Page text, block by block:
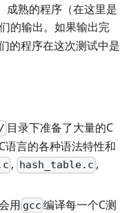
成熟的程序（在这里是
的输出。如果输出完
的程序在这次测试中是
目录下准备了大量的C
语言的各种语法特性和
, hash_table.c ,
用 gcc 编译每一个C测